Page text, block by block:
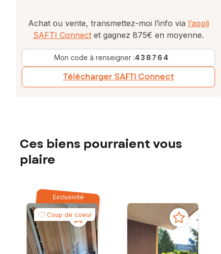
Achat ou vente, transmettez-moi l’info via l’appli
SAFTI Connect et gagnez 875€ en moyenne.
Mon code à renseigner :438764
Télécharger SAFTI Connect
Ces biens pourraient vous
plaire
Exclusivité
Coup de coeur